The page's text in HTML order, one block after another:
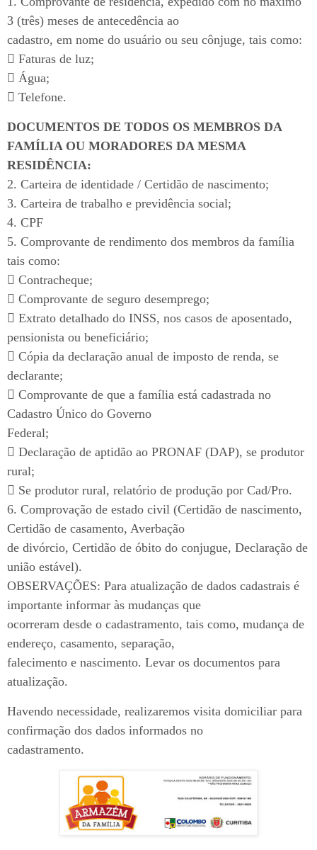
3 (três) meses de antecedência ao
cadastro, em nome do usuário ou seu cônjuge, tais como:
 Faturas de luz;
 Água;
 Telefone.
DOCUMENTOS DE TODOS OS MEMBROS DA
FAMÍLIA OU MORADORES DA MESMA
RESIDÊNCIA:
2. Carteira de identidade / Certidão de nascimento;
3. Carteira de trabalho e previdência social;
4. CPF
5. Comprovante de rendimento dos membros da família
tais como:
 Contracheque;
 Comprovante de seguro desemprego;
 Extrato detalhado do INSS, nos casos de aposentado,
pensionista ou beneficiário;
 Cópia da declaração anual de imposto de renda, se
declarante;
 Comprovante de que a família está cadastrada no
Cadastro Único do Governo
Federal;
 Declaração de aptidão ao PRONAF (DAP), se produtor
rural;
 Se produtor rural, relatório de produção por Cad/Pro.
6. Comprovação de estado civil (Certidão de nascimento,
Certidão de casamento, Averbação
de divórcio, Certidão de óbito do conjugue, Declaração de
união estável).
OBSERVAÇÕES: Para atualização de dados cadastrais é
importante informar às mudanças que
ocorreram desde o cadastramento, tais como, mudança de
endereço, casamento, separação,
falecimento e nascimento. Levar os documentos para
atualização.
Havendo necessidade, realizaremos visita domiciliar para
confirmação dos dados informados no
cadastramento.